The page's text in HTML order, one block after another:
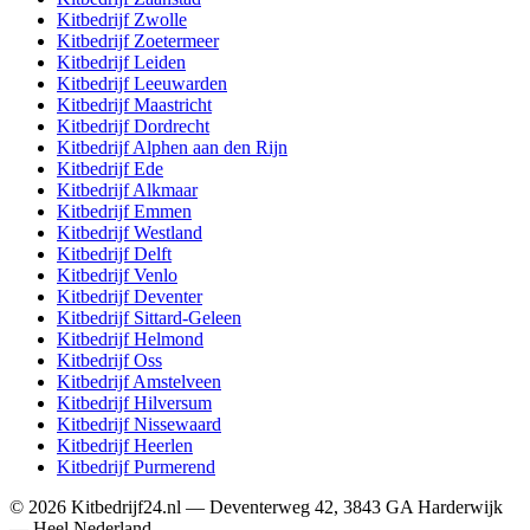
Kitbedrijf Zwolle
Kitbedrijf Zoetermeer
KitbedrijfLeiden
KitbedrijfLeeuwarden
KitbedrijfMaastricht
KitbedrijfDordrecht
KitbedrijfAlphen aan den Rijn
KitbedrijfEde
KitbedrijfAlkmaar
KitbedrijfEmmen
KitbedrijfWestland
KitbedrijfDelft
KitbedrijfVenlo
KitbedrijfDeventer
Kitbedrijf Sittard-Geleen
KitbedrijfHelmond
KitbedrijfOss
KitbedrijfAmstelveen
KitbedrijfHilversum
KitbedrijfNissewaard
KitbedrijfHeerlen
KitbedrijfPurmerend
© 2026 Kitbedrijf24.nl — Deventerweg 42, 3843 GA Harderwijk